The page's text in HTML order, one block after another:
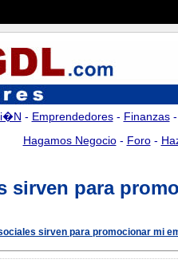
- Emprendedores- Finanzas
Hagamos Negocio- Foro-
sirven para
sirven para promocionar mi